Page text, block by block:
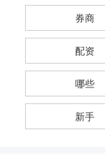
券商
配资
哪些
新手